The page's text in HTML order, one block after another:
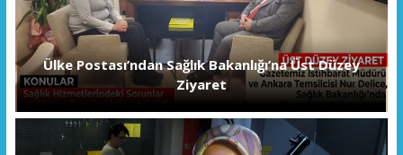
Ülke Postası’ndan Sağlık Bakanlığı’na Üst Düzey
Ziyaret